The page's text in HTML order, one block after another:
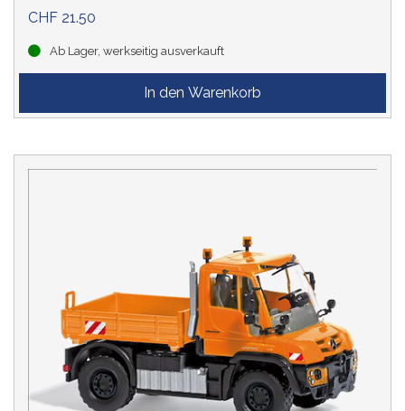
CHF 21.50
Ab Lager, werkseitig ausverkauft